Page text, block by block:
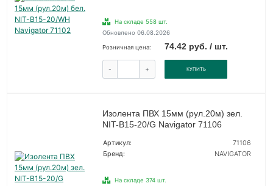
На складе 558 шт.
Обновлено 06.08.2026
Розничная цена: 74.42 руб. / шт.
- + КУПИТЬ
Изолента ПВХ 15мм (рул.20м) зел.
NIT-B15-20/G Navigator 71106
Артикул:
71106
Бренд:
NAVIGATOR
На складе 374 шт.